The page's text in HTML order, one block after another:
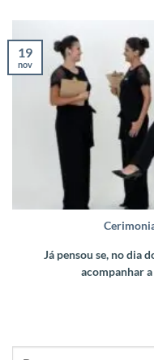
Já pensou se, no dia
acompanhar
19
nov